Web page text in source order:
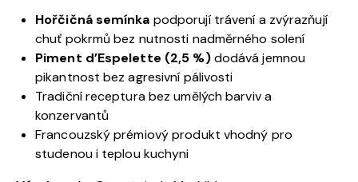
Hořčičná semínka podporují trávení a zvýrazňují
chuť pokrmů bez nutnosti nadměrného solení
Piment d’Espelette (2,5 %)dodává jemnou
pikantnost bez agresivní pálivosti
Tradiční receptura bez umělých barviv a
konzervantů
Francouzský prémiový produkt vhodný pro
studenou i teplou kuchyni